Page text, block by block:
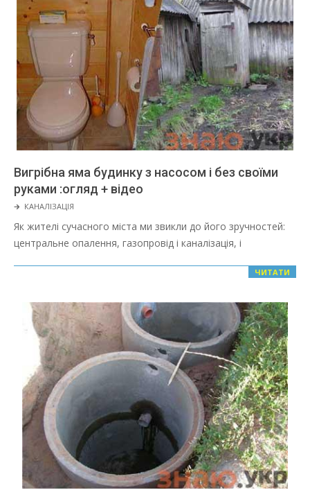
Вигрібна яма будинку з насосом і без своїми
руками :огляд + відео
2022-
02-
01
🡲 КАНАЛІЗАЦІЯ
Як жителі сучасного міста ми звикли до його зручностей:
центральне опалення, газопровід і каналізація, і
ЧИТАТИ